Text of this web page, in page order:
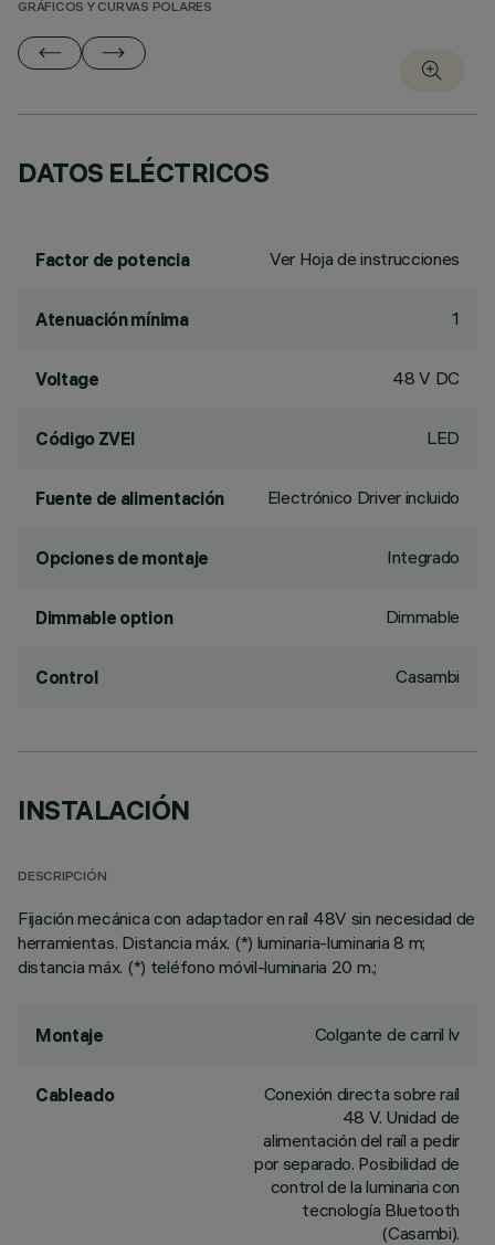
GRÁFICOS Y CURVAS POLARES
DATOS ELÉCTRICOS
Factor de potencia Ver Hoja de instrucciones
Atenuación mínima 1
Voltage 48 V DC
Código ZVEI LED
Fuente de alimentación Electrónico Driver incluido
Opciones de montaje Integrado
Dimmable option Dimmable
Control Casambi
INSTALACIÓN
DESCRIPCIÓN
Fijación mecánica con adaptador en raíl 48V sin necesidad de
herramientas. Distancia máx. (*) luminaria-luminaria 8 m;
distancia máx. (*) teléfono móvil-luminaria 20 m.;
Montaje Colgante de carril lv
Cableado
Conexión directa sobre raíl
48 V. Unidad de
alimentación del raíl a pedir
por separado. Posibilidad de
control de la luminaria con
tecnología Bluetooth
(Casambi).